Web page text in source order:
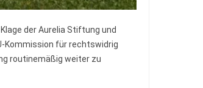
der Aurelia Stiftung und
Kommission für rechtswidrig
routinemäßig weiter zu